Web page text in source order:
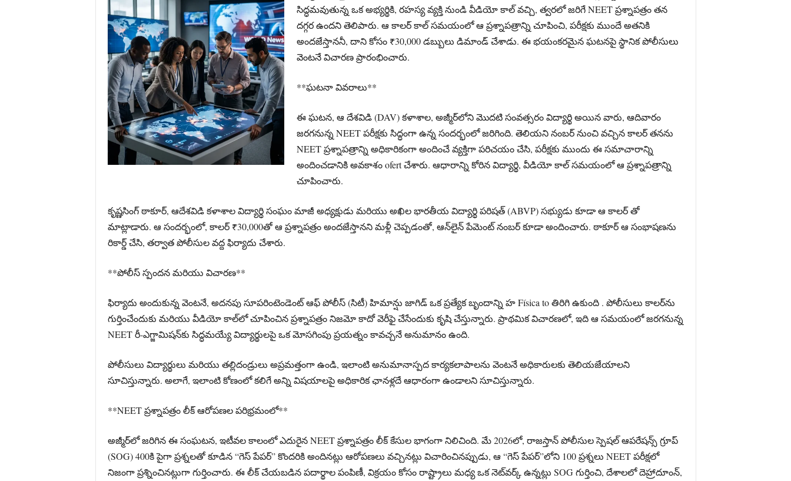
సిద్ధమవుతున్న ఒక అభ్యర్థికి, రహస్య వ్యక్తి నుండి వీడియో కాల్ వచ్చి, త్వరలో జరిగే NEET ప్రశ్నాపత్రం తన
దగ్గర ఉందని తెలిపారు. ఆ కాలర్ కాల్ సమయంలో ఆ ప్రశ్నాపత్రాన్ని చూపించి, పరీక్షకు ముందే అతనికి
అందజేస్తాననీ, దాని కోసం ₹30,000 డబ్బులు డిమాండ్ చేశాడు. ఈ భయంకరమైన ఘటనపై స్థానిక పోలీసులు
వెంటనే విచారణ ప్రారంభించారు.
**ఘటనా వివరాలు**
ఈ ఘటన, ఆ దేశవిడి (DAV) కళాశాల, అజ్మీర్‌లోని మొదటి సంవత్సరం విద్యార్థి అయిన వారు, ఆదివారం
జరగనున్న NEET పరీక్షకు సిద్ధంగా ఉన్న సందర్భంలో జరిగింది. తెలియని నంబర్ నుంచి వచ్చిన కాలర్ తనను
NEET ప్రశ్నాపత్రాన్ని అధికారికంగా అందించే వ్యక్తిగా పరిచయం చేసి, పరీక్షకు ముందు ఈ సమాచారాన్ని
అందించడానికి అవకాశం ofert చేశారు. ఆధారాన్ని కోరిన విద్యార్థి, వీడియో కాల్ సమయంలో ఆ ప్రశ్నాపత్రాన్ని
చూపించారు.
కృష్ణసింగ్ ఠాకూర్, ఆదేశవిడి కళాశాల విద్యార్థి సంఘం మాజీ అధ్యక్షుడు మరియు అఖిల భారతీయ విద్యార్థి పరిషత్ (ABVP) సభ్యుడు కూడా ఆ కాలర్ తో
మాట్లాడారు. ఆ సందర్భంలో, కాలర్ ₹30,000తో ఆ ప్రశ్నాపత్రం అందజేస్తానని మళ్లీ చెప్పడంతో, ఆన్‌లైన్ పేమెంట్ నంబర్ కూడా అందించారు. ఠాకూర్ ఆ సంభాషణను
రికార్డ్ చేసి, తర్వాత పోలీసుల వద్ద ఫిర్యాదు చేశారు.
**పోలీస్ స్పందన మరియు విచారణ**
ఫిర్యాదు అందుకున్న వెంటనే, అదనపు సూపరింటెండెంట్ ఆఫ్ పోలీస్ (సిటీ) హిమాన్షు జాగిడ్ ఒక ప్రత్యేక బృందాన్ని హ Física to తిరిగి ఉకుంది . పోలీసులు కాలర్‌ను
గుర్తించేందుకు మరియు వీడియో కాల్‌లో చూపించిన ప్రశ్నాపత్రం నిజమో కాదో వెరీఫై చేసేందుకు కృషి చేస్తున్నారు. ప్రాథమిక విచారణలో, ఇది ఆ సమయంలో జరగనున్న
NEET రీ-ఎగ్జామిషన్‌కు సిద్ధమయ్యే విద్యార్థులపై ఒక మోసగింపు ప్రయత్నం కావచ్చనే అనుమానం ఉంది.
పోలీసులు విద్యార్థులు మరియు తల్లిదండ్రులు అప్రమత్తంగా ఉండి, ఇలాంటి అనుమానాస్పద కార్యకలాపాలను వెంటనే అధికారులకు తెలియజేయాలని
సూచిస్తున్నారు. అలాగే, ఇలాంటి కోణంలో కలిగే అన్ని విషయాలపై అధికారిక ఛానళ్లదే ఆధారంగా ఉండాలని సూచిస్తున్నారు.
**NEET ప్రశ్నాపత్రం లీక్ ఆరోపణల పరిభ్రమంలో**
అజ్మీర్‌లో జరిగిన ఈ సంఘటన, ఇటీవల కాలంలో ఎదురైన NEET ప్రశ్నాపత్రం లీక్ కేసుల భాగంగా నిలిచింది. మే 2026లో, రాజస్తాన్ పోలీసుల స్పెషల్ ఆపరేషన్స్ గ్రూప్
(SOG) 400కి పైగా ప్రశ్నలతో కూడిన “గెస్ పేపర్” కొందరికి అందినట్లు ఆరోపణలు వచ్చినట్లు విచారించినప్పుడు, ఆ “గెస్ పేపర్”లోని 100 ప్రశ్నలు NEET పరీక్షలో
నిజంగా ప్రశ్నించినట్లుగా గుర్తించారు. ఈ లీక్ చేయబడిన పదార్థాల పంపిణీ, విక్రయం కోసం రాష్ట్రాలు మధ్య ఒక నెట్‌వర్క్ ఉన్నట్లు SOG గుర్తించి, దేశాలలో దెహ్రాదూంన్,